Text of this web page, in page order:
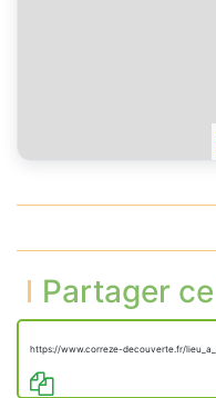
Partager
https://www.correze-decouverte.fr/